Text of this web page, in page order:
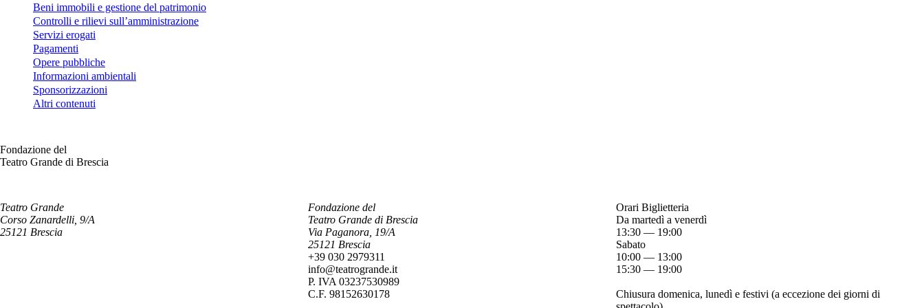
Beni immobili e gestione del patrimonio
Controlli e rilievi sull’amministrazione
Servizi erogati
Pagamenti
Opere pubbliche
Informazioni ambientali
Sponsorizzazioni
Altri contenuti
Fondazione del
Teatro Grande di Brescia
Teatro Grande
Corso Zanardelli, 9/A
25121 Brescia
Fondazione del
Teatro Grande di Brescia
Via Paganora, 19/A
25121 Brescia
+39 030 2979311
info@teatrogrande.it
P. IVA 03237530989
C.F. 98152630178
Orari Biglietteria
Da martedì a venerdì
13:30 — 19:00
Sabato
10:00 — 13:00
15:30 — 19:00
Chiusura domenica, lunedì e festivi (a eccezione dei giorni di